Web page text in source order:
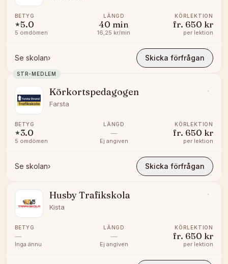
BETYG
★5.0
5 omdömen
LÄNGD
40 min
16,25 kr/min
KÖRLEKTION
fr. 650 kr
per lektion
Se skolan› Skicka förfrågan
STR-MEDLEM
Körkortspedagogen
Farsta
BETYG
★3.0
5 omdömen
LÄNGD
—
Ej angiven
KÖRLEKTION
fr. 650 kr
per lektion
Se skolan› Skicka förfrågan
Husby Trafikskola
Kista
BETYG
—
Inga ännu
LÄNGD
—
Ej angiven
KÖRLEKTION
fr. 650 kr
per lektion